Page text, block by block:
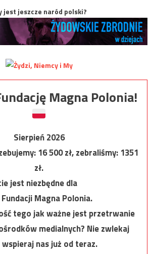
jest jeszcze naród polski?
Magna Polonia!
Sierpień 2026
16 500zł, zebraliśmy:1351
zł.
jest niezbędne dla
Magna Polonia.
tego jak ważne jest przetrwanie
medialnych? Nie zwlekaj
nas już od teraz.